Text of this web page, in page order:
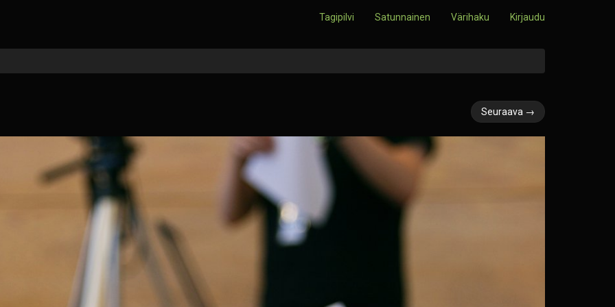
Tagipilvi Satunnainen Värihaku Kirjaudu
Seuraava →